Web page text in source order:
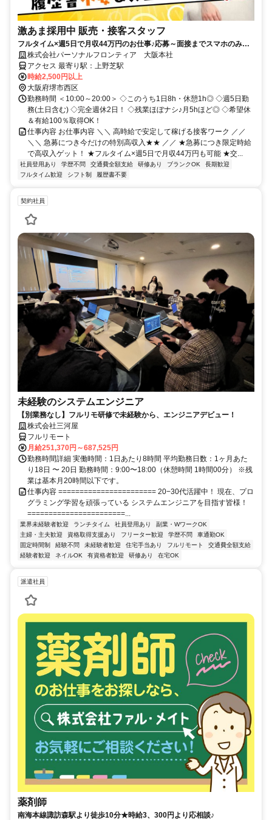
激あま採用中 販売・接客スタッフ
フルタイム×週5日で月収44万円のお仕事♪応募～面接までスマホのみで
完結！履歴書不要◎
株式会社パーソナルフロンティア 大阪本社
アクセス 最寄り駅：上野芝駅
時給2,500円以上
大阪府堺市西区
勤務時間 ＜10:00～20:00＞ ◇このうち1日8h・休憩1h◎ ◇週5日勤
務(土日含む) ◇完全週休2日！ ◇残業ほぼナシ♪月5hほど◎ ◇希望休
＆有給100％取得OK！
仕事内容 お仕事内容 ＼＼ 高時給で安定して稼げる接客ワーク ／／
＼＼ 急募につき今だけの特別高収入★★ ／／ ★急募につき限定時給
で高収入ゲット！ ★フルタイム×週5日で月収44万円も可能 ★交...
社員登用あり 学歴不問 交通費全額支給 研修あり ブランクOK
長期歓迎
フルタイム歓迎
シフト制 履歴書不要
契約社員
未経験のシステムエンジニア
【別業務なし】フルリモ研修で未経験から、エンジニアデビュー！
株式会社三河屋
フルリモート
月給251,370円～687,525円
勤務時間詳細 実働時間：1日あたり8時間 平均勤務日数：1ヶ月あた
り18日 〜 20日 勤務時間：9:00〜18:00（休憩時間 1時間00分） ※残
業は基本月20時間以下です。
仕事内容 ======================= 20−30代活躍中！ 現在、プロ
グラミング学習を頑張っている システムエンジニアを目指す皆様！
=======================...
業界未経験者歓迎 ランチタイム 社員登用あり
副業・WワークOK
主婦・主夫歓迎
資格取得支援あり フリーター歓迎 学歴不問
車通勤OK
固定時間制
経験不問 未経験者歓迎 住宅手当あり フルリモート
交通費全額支給
経験者歓迎
ネイルOK 有資格者歓迎 研修あり 在宅OK
派遣社員
薬剤師
南海本線諏訪森駅より徒歩10分★時給3、300円より応相談♪